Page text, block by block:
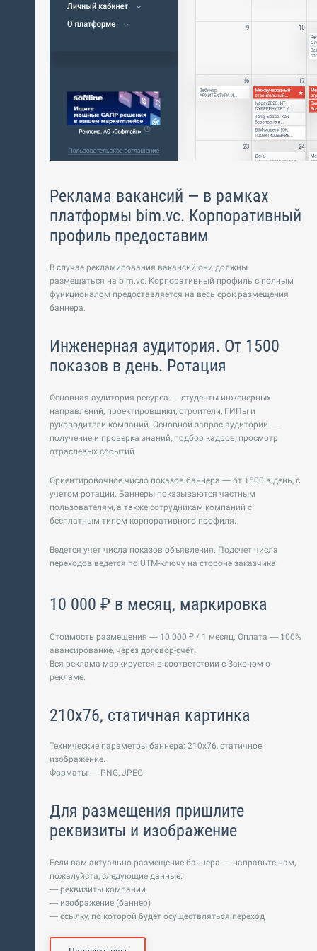
Реклама вакансий — в рамках
платформы bim.vc. Корпоративный
профиль предоставим
В случае рекламирования вакансий они должны
размещаться на bim.vc. Корпоративный профиль с полным
функционалом предоставляется на весь срок размещения
баннера.
Инженерная аудитория. От 1500
показов в день. Ротация
Основная аудитория ресурса — студенты инженерных
направлений, проектировщики, строители, ГИПы и
руководители компаний. Основной запрос аудитории —
получение и проверка знаний, подбор кадров, просмотр
отраслевых событий.
Ориентировочное число показов баннера — от 1500 в день, с
учетом ротации. Баннеры показываются частным
пользователям, а также сотрудникам компаний с
бесплатным типом корпоративного профиля.
Ведется учет числа показов объявления. Подсчет числа
переходов ведется по UTM-ключу на стороне заказчика.
10 000 ₽ в месяц, маркировка
Стоимость размещения — 10 000 ₽ / 1 месяц. Оплата — 100%
авансирование, через договор-счёт.
Вся реклама маркируется в соответствии с Законом о
рекламе.
210х76, статичная картинка
Технические параметры баннера: 210х76, статичное
изображение.
Форматы — PNG, JPEG.
Для размещения пришлите
реквизиты и изображение
Если вам актуально размещение баннера — направьте нам,
пожалуйста, следующие данные:
— реквизиты компании
— изображение (баннер)
— ссылку, по которой будет осуществляться переход